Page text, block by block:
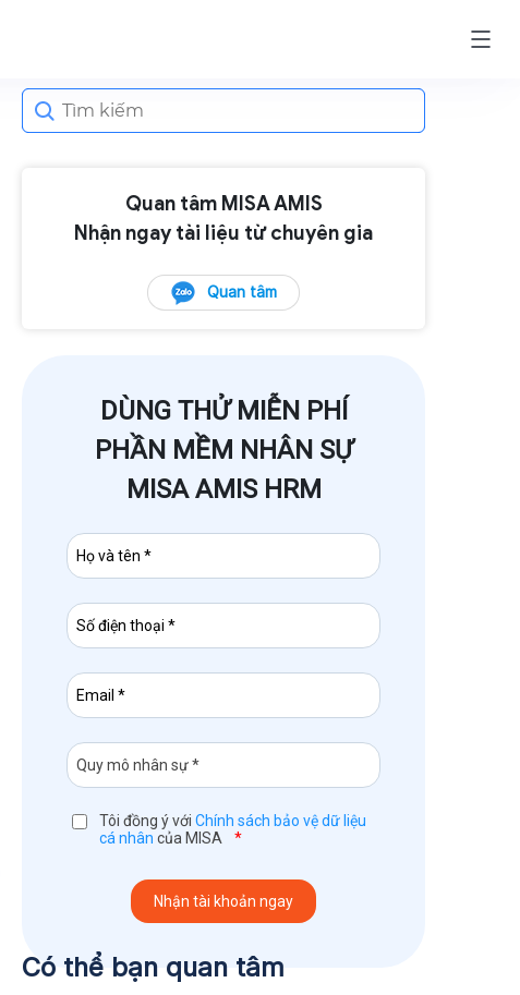
Search
for:
Quan tâm MISA AMIS
Nhận ngay tài liệu từ chuyên gia
Quan tâm
DÙNG THỬ MIỄN PHÍ
PHẦN MỀM NHÂN SỰ
MISA AMIS HRM
Tôi đồng ý với Chính sách bảo vệ dữ liệu
cá nhân của MISA *
Có thể bạn quan tâm